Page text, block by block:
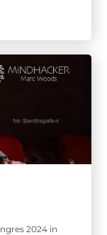
2024 in